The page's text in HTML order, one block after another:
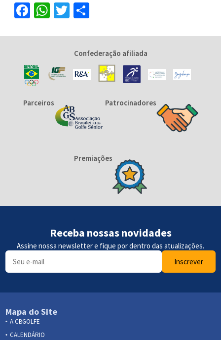
Facebook
WhatsApp
Twitter
Confederação afiliada
Parceiros Patrocinadores
Premiações
Receba nossas novidades
Assine nossa newsletter e fique por dentro das atualizações.
Inscrever
Mapa do Site
A CBGOLFE
CALENDÁRIO